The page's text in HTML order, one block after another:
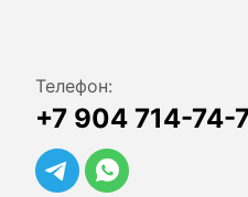
Телефон:
+7 904 714-74-
персональных
последнего,
5. Принципы